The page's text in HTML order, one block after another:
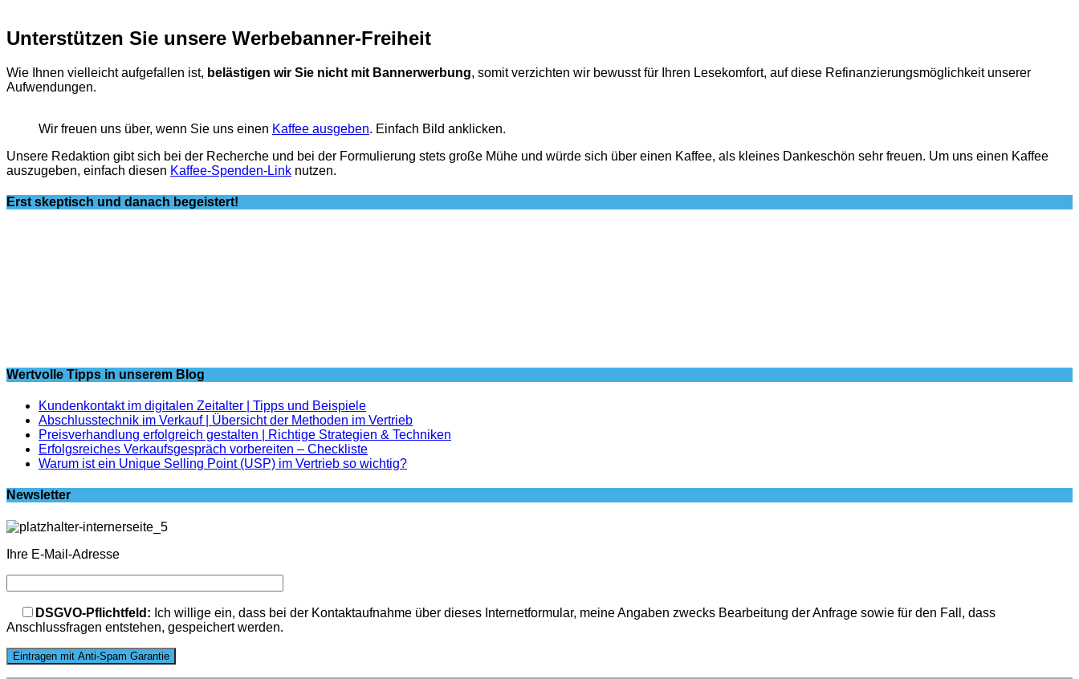
Unterstützen Sie unsere Werbebanner-Freiheit
Wie Ihnen vielleicht aufgefallen ist, belästigen wir Sie nicht mit Bannerwerbung, somit verzichten wir bewusst für Ihren Lesekomfort, auf diese Refinanzierungsmöglichkeit unserer
Aufwendungen.
Wir freuen uns über, wenn Sie uns einen Kaffee ausgeben. Einfach Bild anklicken.
Unsere Redaktion gibt sich bei der Recherche und bei der Formulierung stets große Mühe und würde sich über einen Kaffee, als kleines Dankeschön sehr freuen. Um uns einen Kaffee
auszugeben, einfach diesen Kaffee-Spenden-Link nutzen.
Erst skeptisch und danach begeistert!
Wertvolle Tipps in unserem Blog
Kundenkontakt im digitalen Zeitalter | Tipps und Beispiele
Abschlusstechnik im Verkauf | Übersicht der Methoden im Vertrieb
Preisverhandlung erfolgreich gestalten | Richtige Strategien & Techniken
Erfolgsreiches Verkaufsgespräch vorbereiten – Checkliste
Warum ist ein Unique Selling Point (USP) im Vertrieb so wichtig?
Newsletter
Ihre E-Mail-Adresse
Bitte lasse dieses Feld leer.
DSGVO-Pflichtfeld: Ich willige ein, dass bei der Kontaktaufnahme über dieses Internetformular, meine Angaben zwecks Bearbeitung der Anfrage sowie für den Fall, dass
Anschlussfragen entstehen, gespeichert werden.